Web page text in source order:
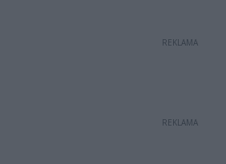
REKLAMA
REKLAMA